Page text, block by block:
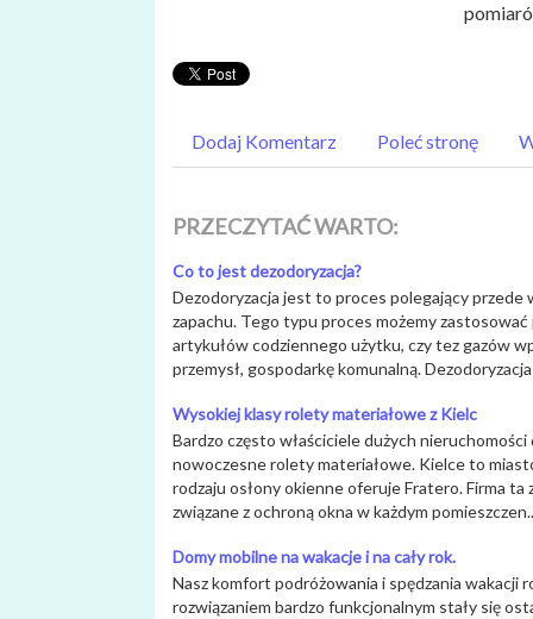
Dodaj Komentarz Poleć stronę
PRZECZYTAĆ WARTO:
Co to jest dezodoryzacja?
Dezodoryzacja jest to proces polegający
zapachu. Tego typu proces możemy
artykułów codziennego użytku, czy tez gazów
przemysł, gospodarkę komunalną.
Wysokiej klasy rolety materiałowe z Kielc
Bardzo często właściciele dużych
nowoczesne rolety materiałowe. Kielce to
rodzaju osłony okienne oferuje Fratero. Firma
związane z ochroną okna w każdym
Domy mobilne na wakacje i na cały rok.
Nasz komfort podróżowania i spędzania wakacji
rozwiązaniem bardzo funkcjonalnym stały się